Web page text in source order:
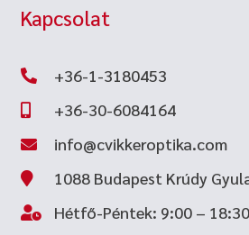
Kapcsolat
 +36-1-3180453
 +36-30-6084164
 info@cvikkeroptika.com
 1088 Budapest Krúdy
 Hétfő-Péntek: 9:00 – 18:30